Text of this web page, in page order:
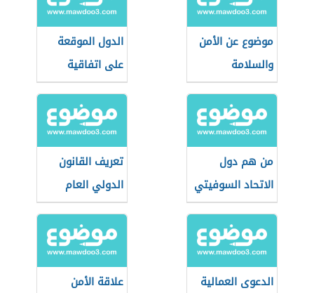
موضوع عن الأمن
والسلامة
الدول الموقعة
على اتفاقية
سيداو
من هم دول
الاتحاد السوفيتي
تعريف القانون
الدولي العام
الدعوى العمالية
علاقة الأمن